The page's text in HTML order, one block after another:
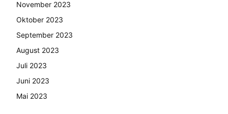
November 2023
Oktober 2023
September 2023
August 2023
Juli 2023
Juni 2023
Mai 2023